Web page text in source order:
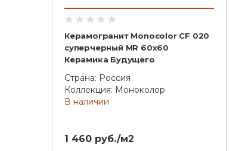
Керамогранит Monocolor CF 020
суперчерный MR 60x60
Керамика Будущего
Страна: Россия
Коллекция: Моноколор
В наличии
1 460 руб./м2